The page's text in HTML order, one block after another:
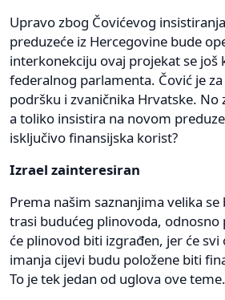
Upravo zbog Čovićevog
preduzeće iz Hercegovine bude
interkonekciju ovaj projekat se još
federalnog parlamenta. Čović je
podršku i zvaničnika Hrvatske. No
a toliko insistira na novom
isključivo finansijska korist?
Izrael zainteresiran
Prema našim saznanjima velika
trasi budućeg plinovoda, odnosno
će plinovod biti izgrađen, jer će svi
imanja cijevi budu položene biti
To je tek jedan od uglova ove teme.